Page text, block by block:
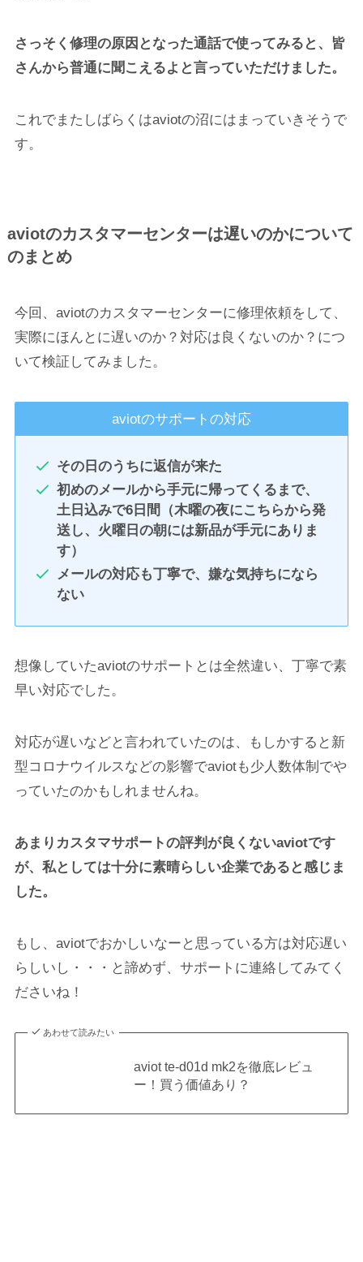
さっそく修理の原因となった通話で使ってみると、皆
さんから普通に聞こえるよと言っていただけました。
これでまたしばらくはaviotの沼にはまっていきそうで
す。
aviotのカスタマーセンターは遅いのかについて
のまとめ
今回、aviotのカスタマーセンターに修理依頼をして、
実際にほんとに遅いのか？対応は良くないのか？につ
いて検証してみました。
aviotのサポートの対応
その日のうちに返信が来た
初めのメールから手元に帰ってくるまで、
土日込みで6日間（木曜の夜にこちらから発
送し、火曜日の朝には新品が手元にありま
す）
メールの対応も丁寧で、嫌な気持ちになら
ない
想像していたaviotのサポートとは全然違い、丁寧で素
早い対応でした。
対応が遅いなどと言われていたのは、もしかすると新
型コロナウイルスなどの影響でaviotも少人数体制でや
っていたのかもしれませんね。
あまりカスタマサポートの評判が良くないaviotです
が、私としては十分に素晴らしい企業であると感じま
した。
もし、aviotでおかしいなーと思っている方は対応遅い
らしいし・・・と諦めず、サポートに連絡してみてく
ださいね！
あわせて読みたい
aviot te-d01d mk2を徹底レビュ
ー！買う価値あり？